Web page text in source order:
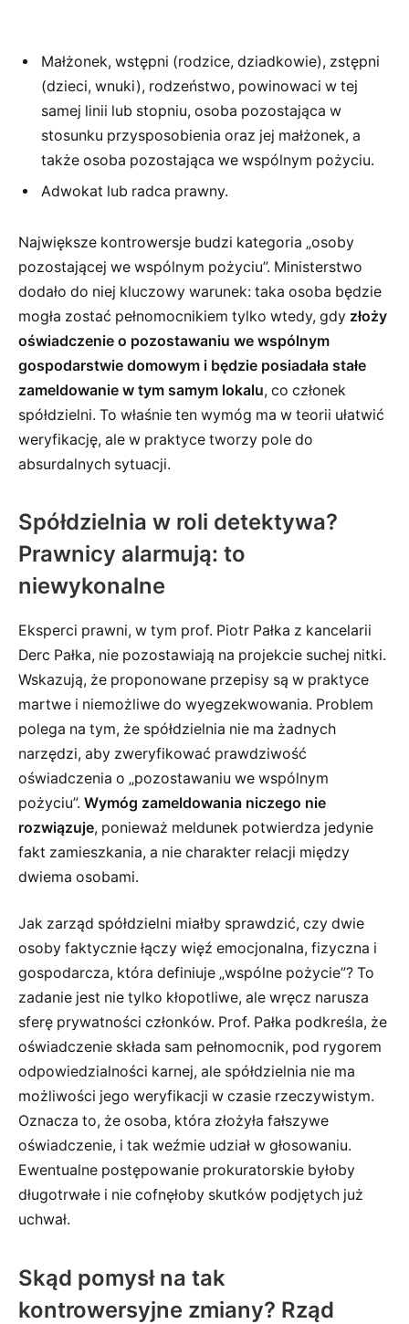
Małżonek, wstępni (rodzice, dziadkowie), zstępni
(dzieci, wnuki), rodzeństwo, powinowaci w tej
samej linii lub stopniu, osoba pozostająca w
stosunku przysposobienia oraz jej małżonek, a
także osoba pozostająca we wspólnym pożyciu.
Adwokat lub radca prawny.
Największe kontrowersje budzi kategoria „osoby
pozostającej we wspólnym pożyciu”. Ministerstwo
dodało do niej kluczowy warunek: taka osoba będzie
mogła zostać pełnomocnikiem tylko wtedy, gdy złoży
oświadczenie o pozostawaniu we wspólnym
gospodarstwie domowym i będzie posiadała stałe
zameldowanie w tym samym lokalu, co członek
spółdzielni. To właśnie ten wymóg ma w teorii ułatwić
weryfikację, ale w praktyce tworzy pole do
absurdalnych sytuacji.
Spółdzielnia w roli detektywa?
Prawnicy alarmują: to
niewykonalne
Eksperci prawni, w tym prof. Piotr Pałka z kancelarii
Derc Pałka, nie pozostawiają na projekcie suchej nitki.
Wskazują, że proponowane przepisy są w praktyce
martwe i niemożliwe do wyegzekwowania. Problem
polega na tym, że spółdzielnia nie ma żadnych
narzędzi, aby zweryfikować prawdziwość
oświadczenia o „pozostawaniu we wspólnym
pożyciu”. Wymóg zameldowania niczego nie
rozwiązuje, ponieważ meldunek potwierdza jedynie
fakt zamieszkania, a nie charakter relacji między
dwiema osobami.
Jak zarząd spółdzielni miałby sprawdzić, czy dwie
osoby faktycznie łączy więź emocjonalna, fizyczna i
gospodarcza, która definiuje „wspólne pożycie”? To
zadanie jest nie tylko kłopotliwe, ale wręcz narusza
sferę prywatności członków. Prof. Pałka podkreśla, że
oświadczenie składa sam pełnomocnik, pod rygorem
odpowiedzialności karnej, ale spółdzielnia nie ma
możliwości jego weryfikacji w czasie rzeczywistym.
Oznacza to, że osoba, która złożyła fałszywe
oświadczenie, i tak weźmie udział w głosowaniu.
Ewentualne postępowanie prokuratorskie byłoby
długotrwałe i nie cofnęłoby skutków podjętych już
uchwał.
Skąd pomysł na tak
kontrowersyjne zmiany? Rząd